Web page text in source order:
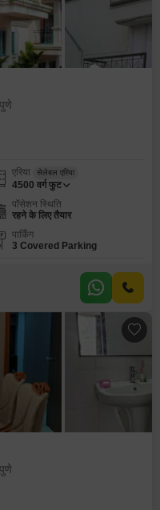
एरिया सेलेबल एरिया
4500 वर्ग फुट
पॉसेशन स्थिति
रहने के लिए तैयार
पार्किंग
3 Covered Parking